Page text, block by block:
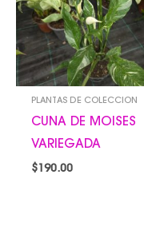
PLANTAS DE COLECCION
CUNA DE MOISES
VARIEGADA
$190.00